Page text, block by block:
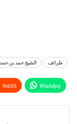
الشيخ حمد بن طرائف
ReddIt WhatsApp